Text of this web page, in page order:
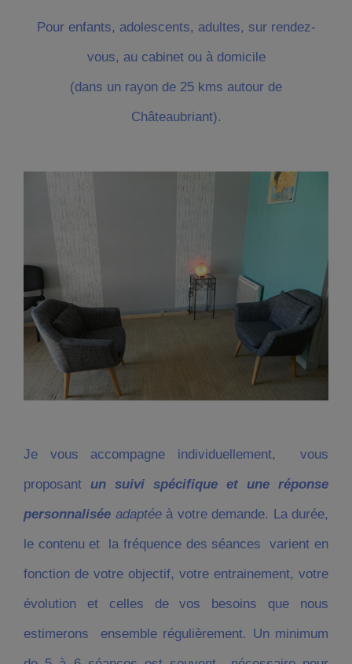
Pour enfants, adolescents, adultes, sur rendez-
vous, au cabinet ou à domicile
(dans un rayon de 25 kms autour de
Châteaubriant).
Je vous accompagne individuellement, vous
proposant un suivi spécifique et une réponse
personnalisée adaptéeà votre demande. La durée,
le contenu et la fréquence des séances varient en
fonction de votre objectif, votre entrainement, votre
évolution et celles de vos besoins que nous
estimerons ensemble régulièrement. Un minimum